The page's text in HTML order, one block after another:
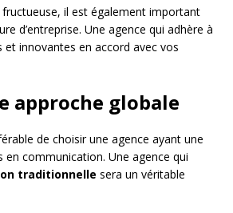
il est également important
d’entreprise. Une agence qui adhère à
innovantes en accord avec vos
approche globale
de choisir une agence ayant une
en communication. Une agence qui
traditionnelle sera un véritable